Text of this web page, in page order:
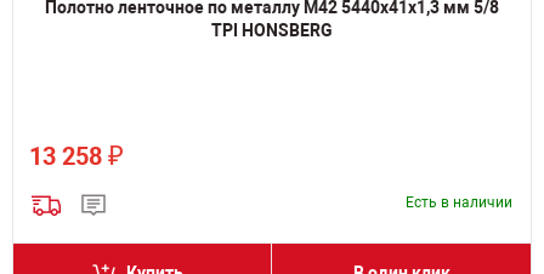
Полотно ленточное по металлу M42 5440х41х1,3 мм 5/8
TPI HONSBERG
13 258 ₽
Есть в наличии